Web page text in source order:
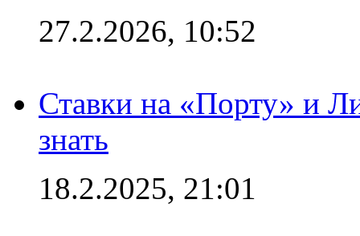
27.2.2026, 10:52
Ставки на «Порту» и
знать
18.2.2025, 21:01